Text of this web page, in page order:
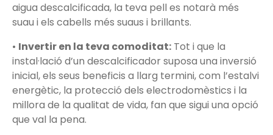
aigua descalcificada, la teva pell es notarà més
suau i els cabells més suaus i brillants.
• Invertir en la teva comoditat: Tot i que la
instal·lació d’un descalcificador suposa una inversió
inicial, els seus beneficis a llarg termini, com l’estalvi
energètic, la protecció dels electrodomèstics i la
millora de la qualitat de vida, fan que sigui una opció
que val la pena.